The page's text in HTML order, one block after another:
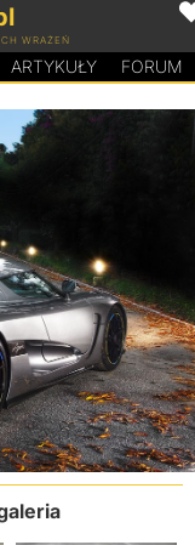
WRAŻEŃ
ARTYKUŁY FORUM